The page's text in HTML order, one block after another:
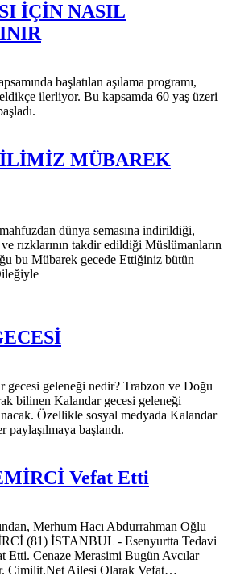
İÇİN NASIL
başlatılan aşılama programı,
ilerliyor. Bu kapsamda 60 yaş üzeri
MÜBAREK
dünya semasına indirildiği,
rızklarının takdir edildiği Müslümanların
bu Mübarek gecede Ettiğiniz bütün
gecesi geleneği nedir? Trabzon ve Doğu
bilinen Kalandar gecesi geleneği
Özellikle sosyal medyada Kalandar
başlandı.
Vefat Etti
Merhum Hacı Abdurrahman Oğlu
(81) İSTANBUL - Esenyurtta Tedavi
Etti. Cenaze Merasimi Bugün Avcılar
Cimilit.Net Ailesi Olarak Vefat…